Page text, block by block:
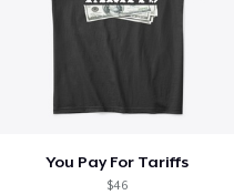
You Pay For Tariffs
$46